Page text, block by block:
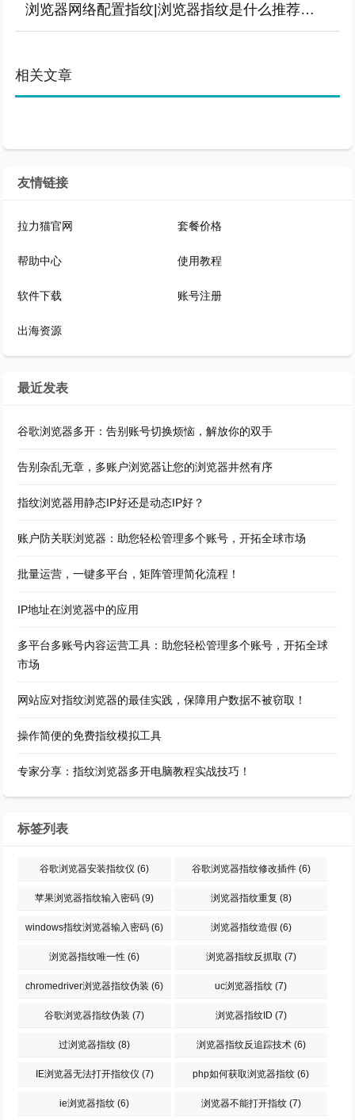
浏览器网络配置指纹|浏览器指纹是什么推荐候鸟浏览器
相关文章
友情链接
拉力猫官网 套餐价格
帮助中心 使用教程
软件下载 账号注册
出海资源
最近发表
谷歌浏览器多开：告别账号切换烦恼，解放你的双手
告别杂乱无章，多账户浏览器让您的浏览器井然有序
指纹浏览器用静态IP好还是动态IP好？
账户防关联浏览器：助您轻松管理多个账号，开拓全球市场
批量运营，一键多平台，矩阵管理简化流程！
IP地址在浏览器中的应用
多平台多账号内容运营工具：助您轻松管理多个账号，开拓全球
市场
网站应对指纹浏览器的最佳实践，保障用户数据不被窃取！
操作简便的免费指纹模拟工具
专家分享：指纹浏览器多开电脑教程实战技巧！
标签列表
谷歌浏览器安装指纹仪 (6) 谷歌浏览器指纹修改插件(6)
苹果浏览器指纹输入密码 (9) 浏览器指纹重复 (8)
windows指纹浏览器输入密码 (6) 浏览器指纹造假 (6)
浏览器指纹唯一性 (6) 浏览器指纹反抓取 (7)
chromedriver浏览器指纹伪装 (6) uc浏览器指纹 (7)
谷歌浏览器指纹伪装 (7) 浏览器指纹ID (7)
过浏览器指纹 (8) 浏览器指纹反追踪技术(6)
IE浏览器无法打开指纹仪 (7) php如何获取浏览器指纹 (6)
ie浏览器指纹 (6) 浏览器不能打开指纹(7)